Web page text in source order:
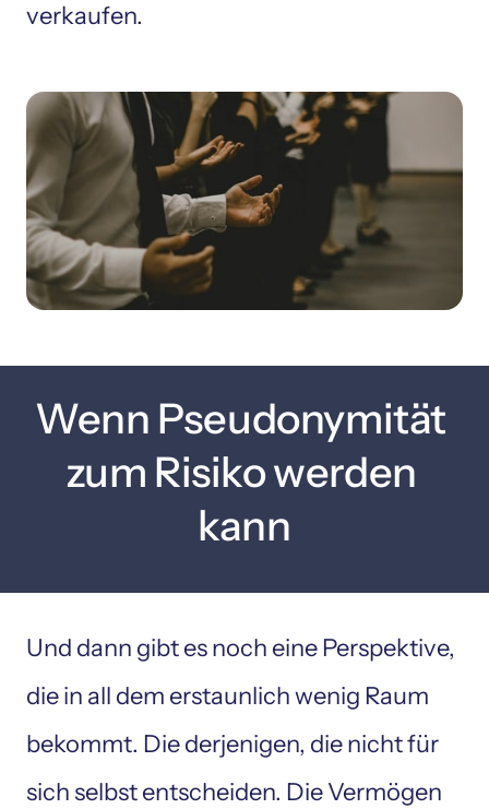
verkaufen.
Wenn Pseudonymität
zum Risiko werden
kann
Und dann gibt es noch eine Perspektive,
die in all dem erstaunlich wenig Raum
bekommt. Die derjenigen, die nicht für
sich selbst entscheiden. Die Vermögen